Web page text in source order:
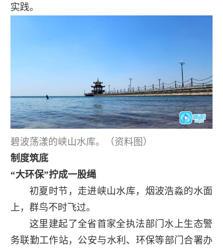
实践。
碧波荡漾的峡山水库。（资料图）
制度筑底
“大环保”拧成一股绳
初夏时节，走进峡山水库，烟波浩淼的水面
上，群鸟不时飞过。
这里建起了全省首家全执法部门水上生态警
务联勤工作站，公安与水利、环保等部门合署办